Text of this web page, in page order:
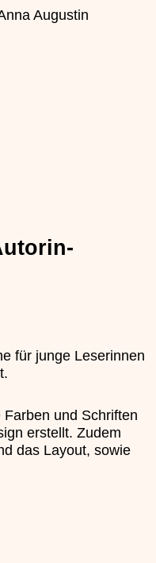
Augustin
für junge Leserinnen
und Schriften
erstellt. Zudem
das Layout, sowie